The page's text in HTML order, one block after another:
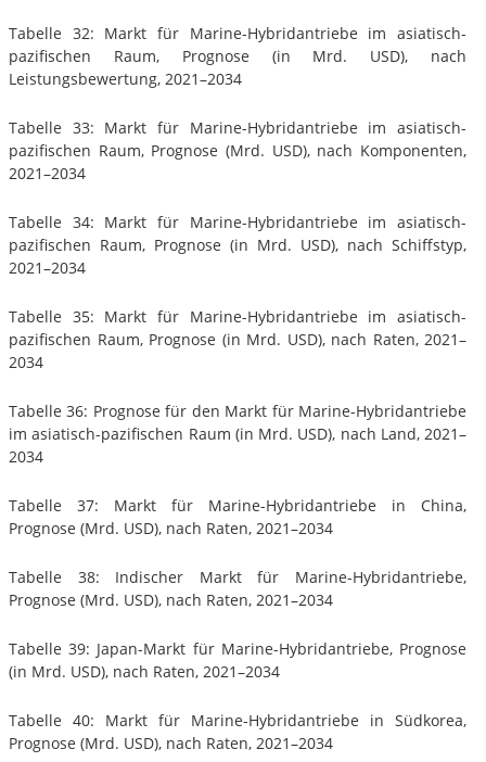
Tabelle 32: Markt für Marine-Hybridantriebe im asiatisch-
pazifischen Raum, Prognose (in Mrd. USD), nach
Leistungsbewertung, 2021–2034
Tabelle 33: Markt für Marine-Hybridantriebe im asiatisch-
pazifischen Raum, Prognose (Mrd. USD), nach Komponenten,
2021–2034
Tabelle 34: Markt für Marine-Hybridantriebe im asiatisch-
pazifischen Raum, Prognose (in Mrd. USD), nach Schiffstyp,
2021–2034
Tabelle 35: Markt für Marine-Hybridantriebe im asiatisch-
pazifischen Raum, Prognose (in Mrd. USD), nach Raten, 2021–
2034
Tabelle 36: Prognose für den Markt für Marine-Hybridantriebe
im asiatisch-pazifischen Raum (in Mrd. USD), nach Land, 2021–
2034
Tabelle 37: Markt für Marine-Hybridantriebe in China,
Prognose (Mrd. USD), nach Raten, 2021–2034
Tabelle 38: Indischer Markt für Marine-Hybridantriebe,
Prognose (Mrd. USD), nach Raten, 2021–2034
Tabelle 39: Japan-Markt für Marine-Hybridantriebe, Prognose
(in Mrd. USD), nach Raten, 2021–2034
Tabelle 40: Markt für Marine-Hybridantriebe in Südkorea,
Prognose (Mrd. USD), nach Raten, 2021–2034